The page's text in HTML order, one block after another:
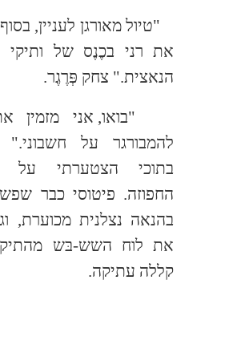
"טיול מאורגן לעניין,
את רני בכֶנֶס של ותיקי
הנאצית." צחק פְּרֶגֶר.
"בואו, אני מזמין
להמבורגר על חשבוני."
בתוכי הצטערתי על
החפוזה. פיטוסי כבר
בהנאה נצלנית מכוערת,
את לוח השש-בּש מהתיק
קללה עתיקה.